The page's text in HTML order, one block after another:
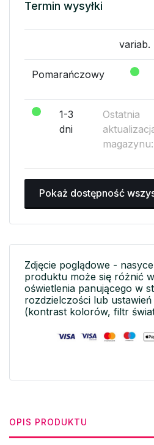
Termin wysyłki
variab.
Pomarańczowy
1-3
dni
Ostatnia
magazynu:
Pokaż dostępność
Zdjęcie poglądowe -
produktu może się różnić
oświetlenia panującego w
rozdzielczości lub
(kontrast kolorów, filtr
OPIS PRODUKTU